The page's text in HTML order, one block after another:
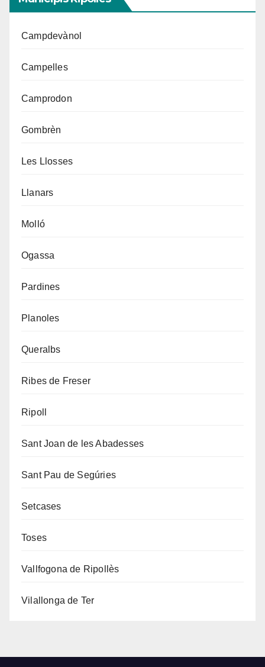
Campdevànol
Campelles
Camprodon
Gombrèn
Les Llosses
Llanars
Molló
Ogassa
Pardines
Planoles
Queralbs
Ribes de Freser
Ripoll
Sant Joan de les Abadesses
Sant Pau de Segúries
Setcases
Toses
Vallfogona de Ripollès
Vilallonga de Ter